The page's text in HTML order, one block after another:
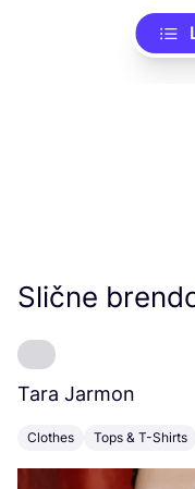
Slične
Tara Jarmon
Clothes Tops & T-Shirts